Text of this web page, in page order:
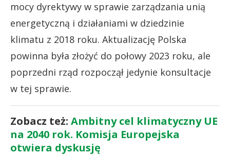
mocy dyrektywy w sprawie zarządzania unią
energetyczną i działaniami w dziedzinie
klimatu z 2018 roku. Aktualizację Polska
powinna była złożyć do połowy 2023 roku, ale
poprzedni rząd rozpoczął jedynie konsultacje
w tej sprawie.
Zobacz też: Ambitny cel klimatyczny UE
na 2040 rok. Komisja Europejska
otwiera dyskusję